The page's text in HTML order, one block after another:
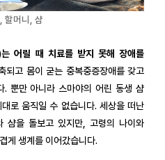
할머니, 샴
어릴 때 치료를 받지 못해 장애를
되고 몸이 굳는 중복중증장애를 갖고
. 뿐만 아니라 스마야의 어린 동생 샴
로 움직일 수 없습니다. 세상을 떠난
샴을 돌보고 있지만, 고령의 나이와
게 생계를 이어갔습니다.